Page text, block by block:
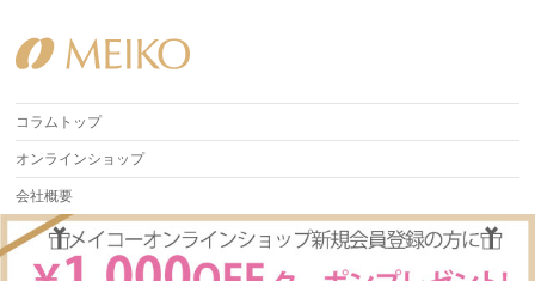
コラムトップ
オンラインショップ
会社概要
Copyright ©Beauty Column 美容コラム | MEIKO All Rights Reserved.